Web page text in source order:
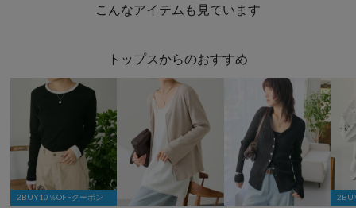
こんなアイテムも見ています
トップスからのおすすめ
2BUY10％OFFクーポン